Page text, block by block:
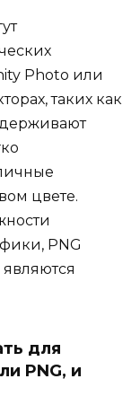
Photo или
таких как
цвете.
PNG
для
PNG, и